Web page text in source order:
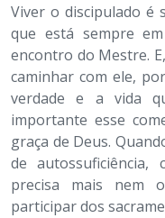
Viver o discipulado é
que está sempre
encontro do Mestre.
caminhar com ele,
verdade e a vida
importante esse
graça de Deus.
de
precisa mais nem
participar dos